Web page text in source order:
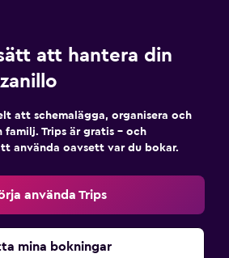
att hantera din
att schemalägga, organisera och
familj. Trips är gratis – och
använda oavsett var du bokar.
använda Trips
mina bokningar